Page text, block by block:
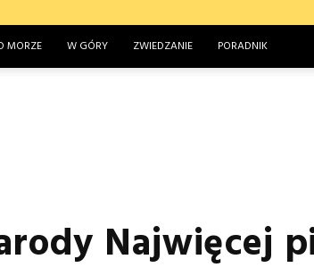
MORZE W GÓRY ZWIEDZANIE PORADNIK
Najwięcej